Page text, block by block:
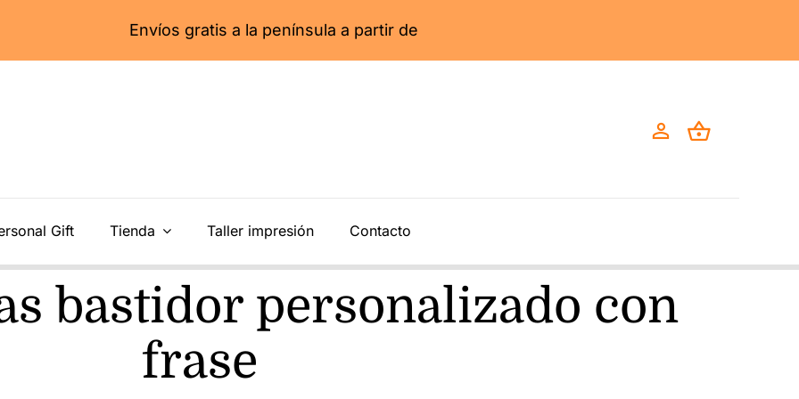
Envíos gratis a la península a partir de 55€
Gift Tienda Taller impresión Contacto
bastidor personalizado con
frase